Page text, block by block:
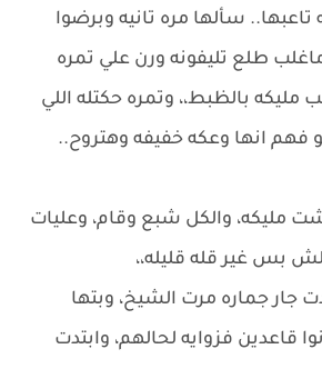
تاعبها.. سألها مره تانيه وبرضوا
طلع تليفونه ورن علي تمره
مليكه بالظبط،، وتمره حكتله اللي
انها وعكه خفيفه وهتروح..
مليكه، والكل شبع وقام، وعليات
بس غير قله قليله،،
جار جماره مرت الشيخ، وبتها
قاعدين فزوايه لحالهم، وابتدت